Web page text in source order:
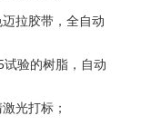
拉胶带，全自动
验的树脂，自动
光打标；